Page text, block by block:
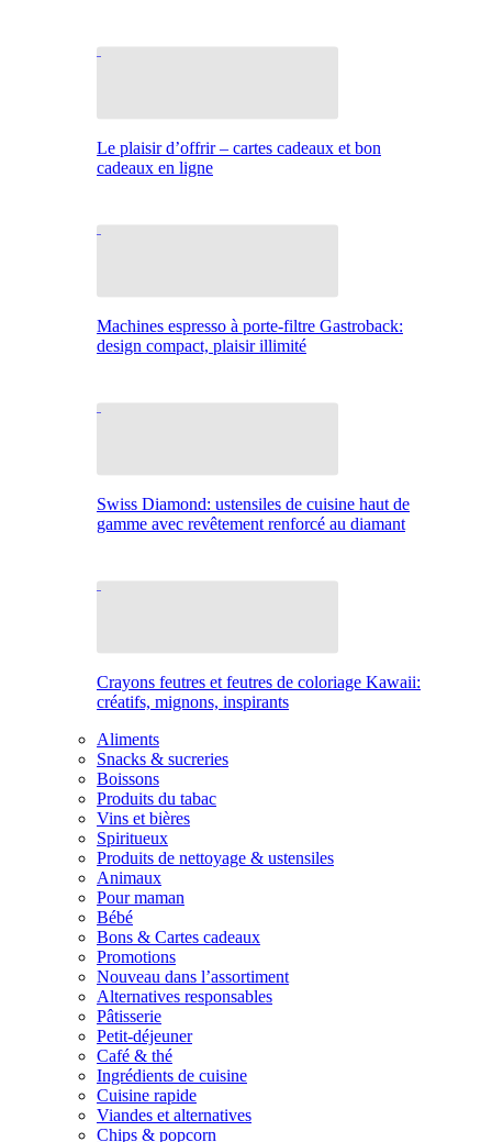
Le plaisir d’offrir – cartes cadeaux et bon
cadeaux en ligne
Machines espresso à porte-filtre Gastroback:
design compact, plaisir illimité
Swiss Diamond: ustensiles de cuisine haut de
gamme avec revêtement renforcé au diamant
Crayons feutres et feutres de coloriage Kawaii:
créatifs, mignons, inspirants
Aliments
Snacks & sucreries
Boissons
Produits du tabac
Vins et bières
Spiritueux
Produits de nettoyage & ustensiles
Animaux
Pour maman
Bébé
Bons & Cartes cadeaux
Promotions
Nouveau dans l’assortiment
Alternatives responsables
Pâtisserie
Petit-déjeuner
Café & thé
Ingrédients de cuisine
Cuisine rapide
Viandes et alternatives
Chips & popcorn